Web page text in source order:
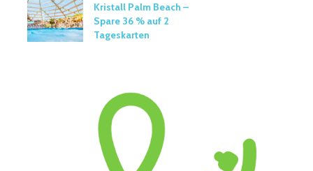
Kristall Palm Beach –
Spare 36 % auf 2
Tageskarten